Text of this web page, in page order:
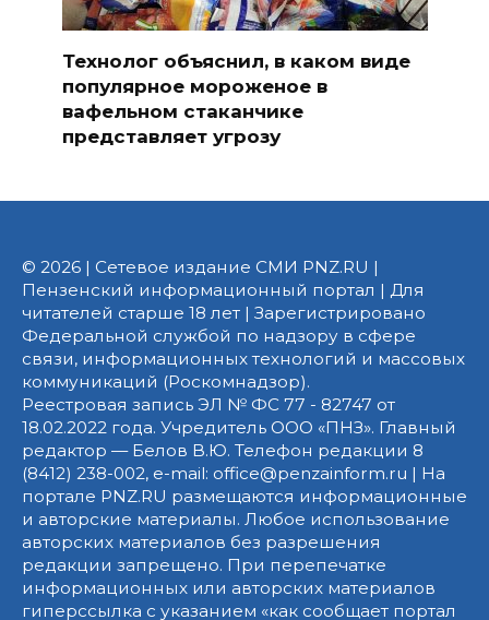
Технолог объяснил, в каком виде
популярное мороженое в
вафельном стаканчике
представляет угрозу
© 2026 | Сетевое издание СМИ PNZ.RU |
Пензенский информационный портал | Для
читателей старше 18 лет | Зарегистрировано
Федеральной службой по надзору в сфере
связи, информационных технологий и массовых
коммуникаций (Роскомнадзор).
Реестровая запись ЭЛ № ФС 77 - 82747 от
18.02.2022 года. Учредитель ООО «ПНЗ». Главный
редактор — Белов В.Ю. Телефон редакции 8
(8412) 238-002, e-mail: office@penzainform.ru | На
портале PNZ.RU размещаются информационные
и авторские материалы. Любое использование
авторских материалов без разрешения
редакции запрещено. При перепечатке
информационных или авторских материалов
гиперссылка с указанием «как сообщает портал